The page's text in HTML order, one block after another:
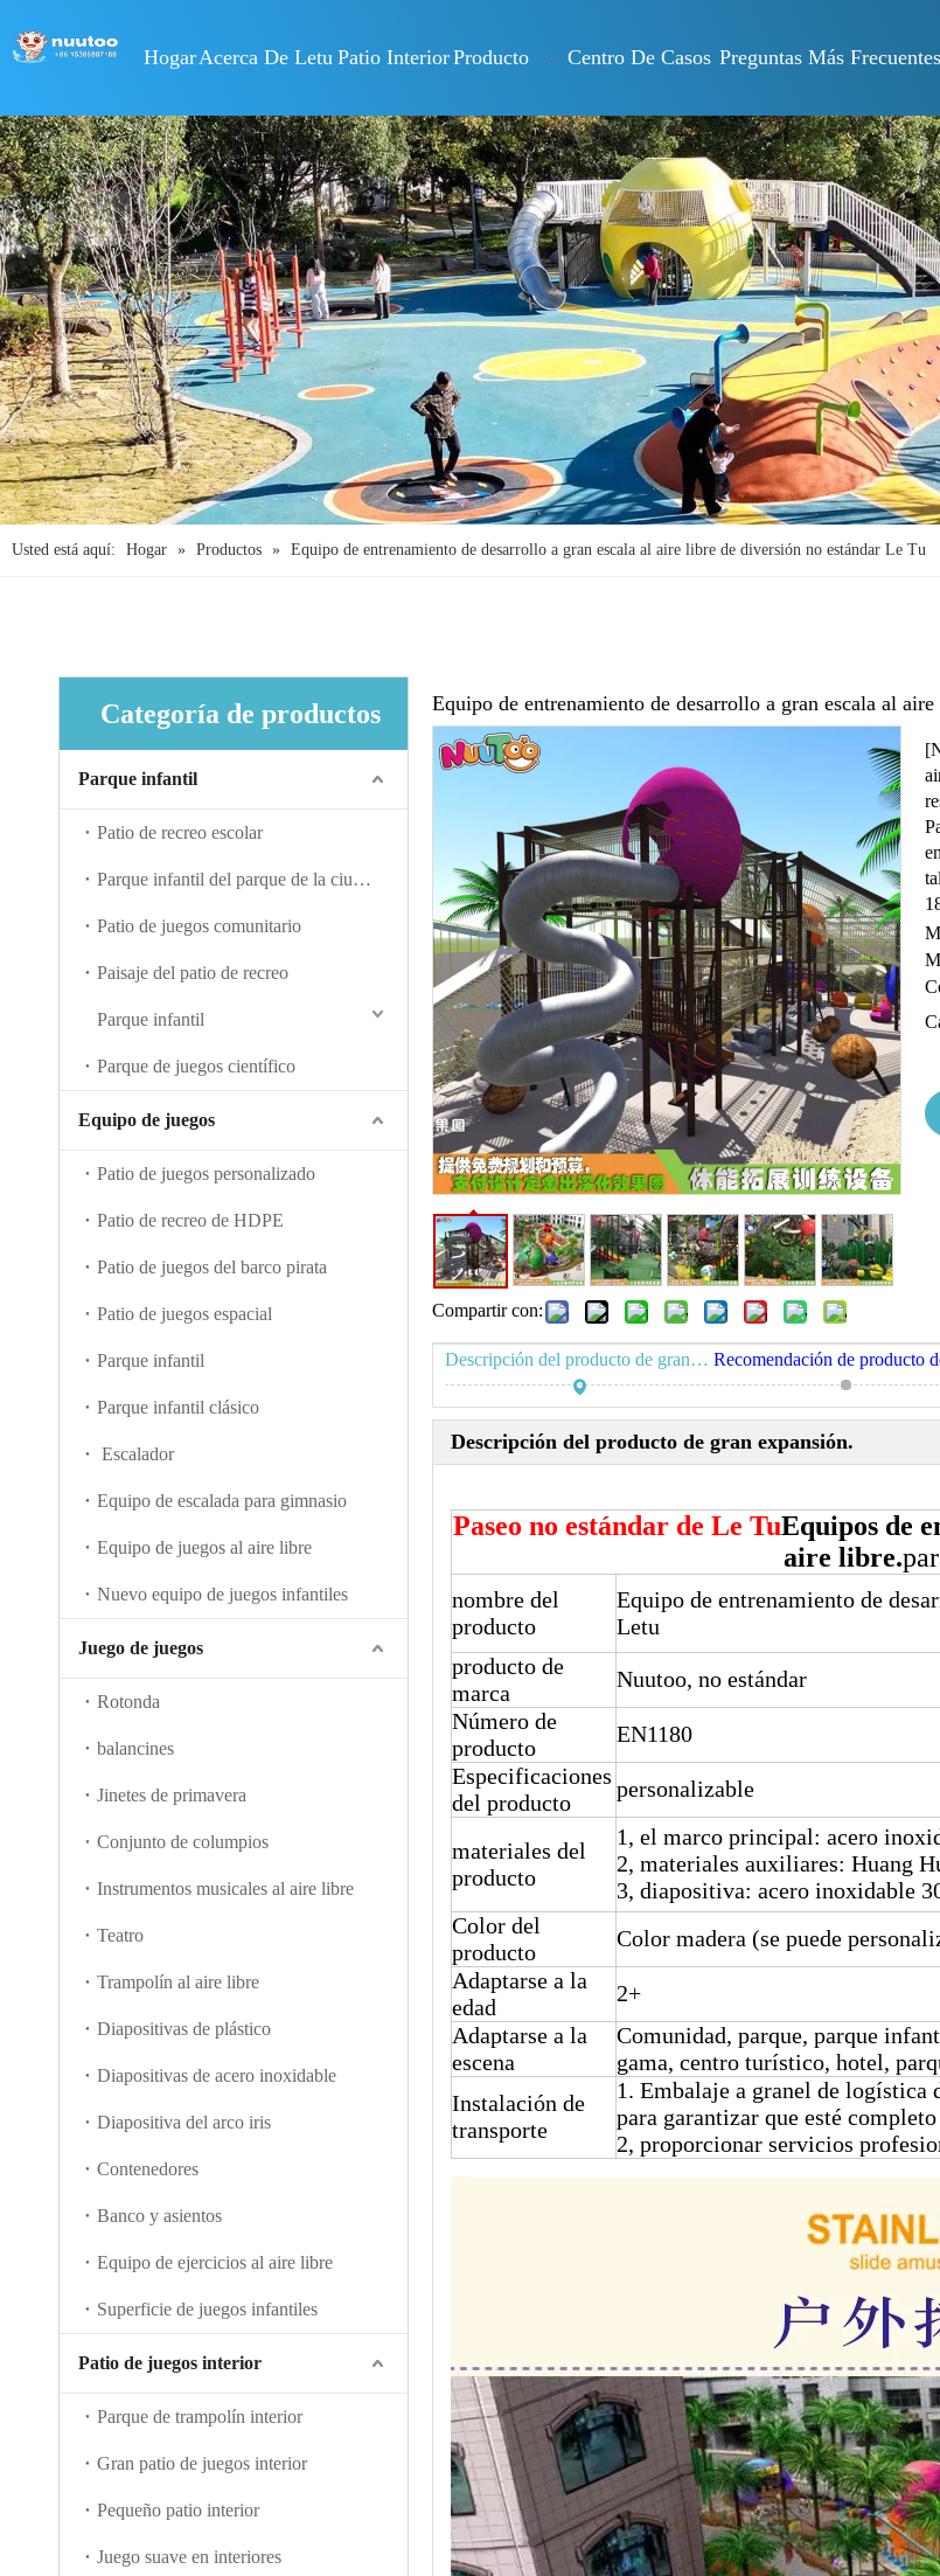
HogarAcerca De Letu Patio InteriorProducto Centro De Casos Preguntas Más Frecuentes
Usted está aquí: Hogar » Productos » Equipo de entrenamiento de desarrollo a gran escala al aire libre de diversión no estándar Le Tu
Categoría de productos
Parque infantil
Patio de recreo escolar
Parque infantil del parque de la ciudad
Patio de juegos comunitario
Paisaje del patio de recreo
Parque infantil
Parque de juegos científico
Equipo de juegos
Patio de juegos personalizado
Patio de recreo de HDPE
Patio de juegos del barco pirata
Patio de juegos espacial
Parque infantil
Parque infantil clásico
Escalador
Equipo de escalada para gimnasio
Equipo de juegos al aire libre
Nuevo equipo de juegos infantiles
Juego de juegos
Rotonda
balancines
Jinetes de primavera
Conjunto de columpios
Instrumentos musicales al aire libre
Teatro
Trampolín al aire libre
Diapositivas de plástico
Diapositivas de acero inoxidable
Diapositiva del arco iris
Contenedores
Banco y asientos
Equipo de ejercicios al aire libre
Superficie de juegos infantiles
Patio de juegos interior
Parque de trampolín interior
Gran patio de juegos interior
Pequeño patio interior
Juego suave en interiores
Equipo de entrenamiento de desarrollo a gran escala al
Compartir con:
Descripción del producto de gran expansión.
Descripción del producto de gran expansión.
Paseo no estándar de Le TuEquipos de
aire libre.
nombre del
producto
Equipo de entrenamiento de
Letu
producto de
marca
Nuutoo, no estándar
Número de
producto
EN1180
Especificaciones
del producto
personalizable
materiales del
producto
1, el marco principal: acero
2, materiales auxiliares: Huang
3, diapositiva: acero inoxidable
Color del
producto
Color madera (se puede
Adaptarse a la
edad
2+
Adaptarse a la
escena
Comunidad, parque, parque
gama, centro turístico, hotel,
Instalación de
transporte
1. Embalaje a granel de logística
para garantizar que esté
2, proporcionar servicios